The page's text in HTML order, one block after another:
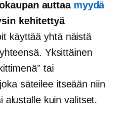
auttaa myydä
kehitettyä
käyttää yhtä näistä
Yksittäinen
tai
säteilee itseään niin
alustalle kuin valitset.